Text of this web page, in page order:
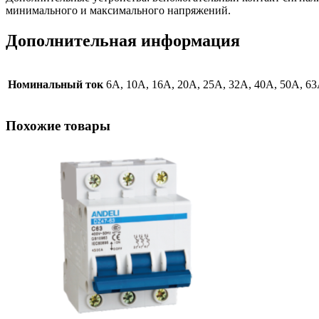
минимального и максимального напряжений.
Дополнительная информация
Номинальный ток 6А, 10А, 16А, 20А, 25А, 32А, 40А, 50А,
Похожие товары